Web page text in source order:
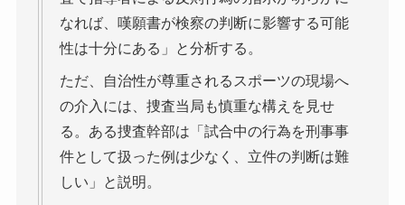
なれば、嘆願書が検察の判断に影響する可能
性は十分にある」と分析する。
ただ、自治性が尊重されるスポーツの現場へ
の介入には、捜査当局も慎重な構えを見せ
る。ある捜査幹部は「試合中の行為を刑事事
件として扱った例は少なく、立件の判断は難
しい」と説明。